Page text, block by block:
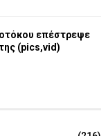
επέστρεψε
(pics,vid)